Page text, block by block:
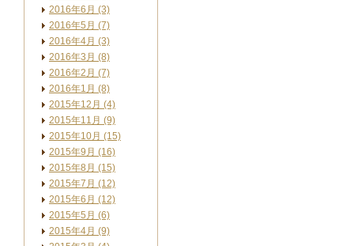
2016年6月 (3)
2016年5月 (7)
2016年4月 (3)
2016年3月 (8)
2016年2月 (7)
2016年1月 (8)
2015年12月 (4)
2015年11月 (9)
2015年10月 (15)
2015年9月 (16)
2015年8月 (15)
2015年7月 (12)
2015年6月 (12)
2015年5月 (6)
2015年4月 (9)